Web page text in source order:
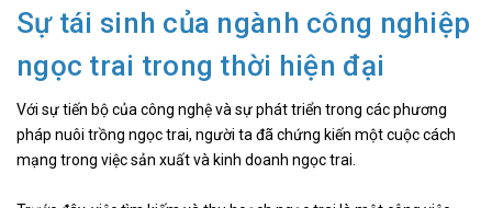
Sự tái sinh của ngành công nghiệp
ngọc trai trong thời hiện đại
Với sự tiến bộ của công nghệ và sự phát triển trong các phương
pháp nuôi trồng ngọc trai, người ta đã chứng kiến một cuộc cách
mạng trong việc sản xuất và kinh doanh ngọc trai.